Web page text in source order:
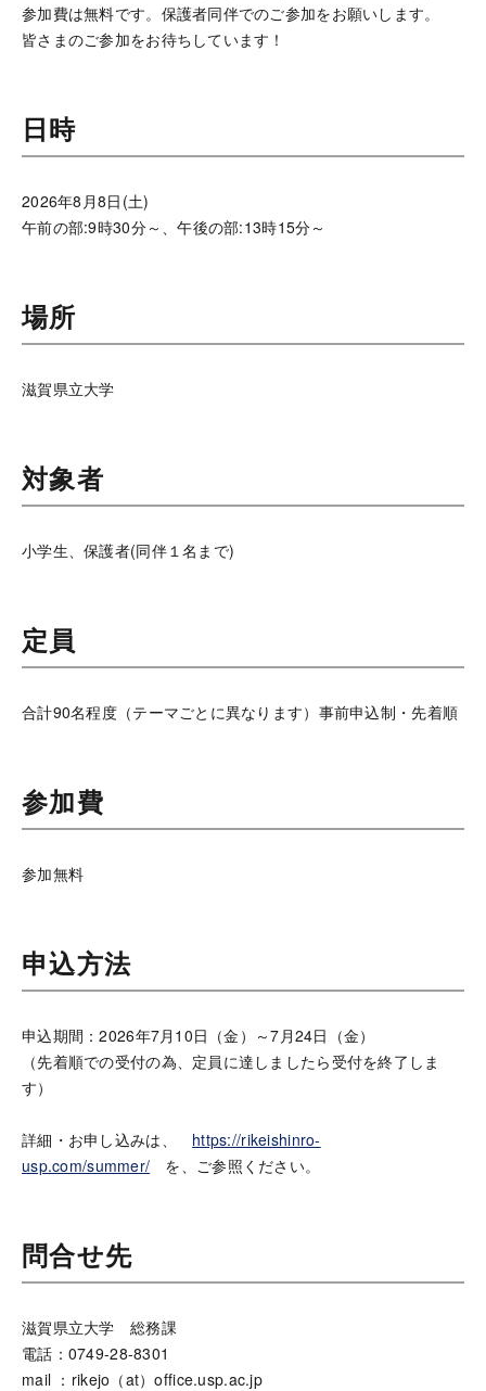
参加費は無料です。保護者同伴でのご参加をお願いします。
皆さまのご参加をお待ちしています！
日時
2026年8月8日(土)
午前の部:9時30分～、午後の部:13時15分～
場所
滋賀県立大学
対象者
小学生、保護者(同伴１名まで)
定員
合計90名程度（テーマごとに異なります）事前申込制・先着順
参加費
参加無料
申込方法
申込期間：2026年7月10日（金）～7月24日（金）
（先着順での受付の為、定員に達しましたら受付を終了しま
す）
詳細・お申し込みは、 https://rikeishinro-
usp.com/summer/ を、ご参照ください。
問合せ先
滋賀県立大学 総務課
電話：0749-28-8301
mail ：rikejo（at）office.usp.ac.jp